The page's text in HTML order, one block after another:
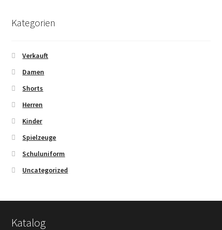
Kategorien
Verkauft
Damen
Shorts
Herren
Kinder
Spielzeuge
Schuluniform
Uncategorized
Katalog